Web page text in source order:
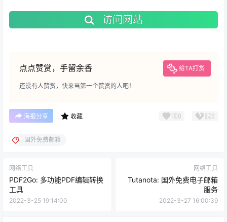
访问网站
点点赞赏，手留余香 给TA打赏
还没有人赞赏，快来当第一个赞赏的人吧！
海报分享 收藏 顶0 踩0
国外免费邮箱
网络工具
PDF2Go: 多功能PDF编辑转换
工具
2022-3-25 19:14:00
网络工具
Tutanota: 国外免费电子邮箱
服务
2022-3-27 16:00:39